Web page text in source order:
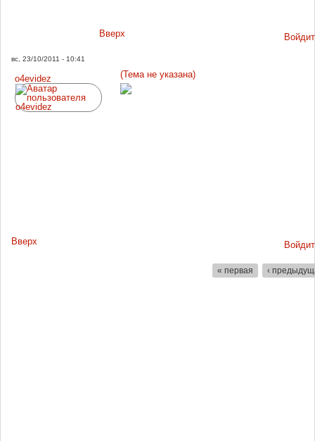
Вверх
вс, 23/10/2011 - 10:41
o4evidez (Тема не указана)
Вверх
« первая ‹